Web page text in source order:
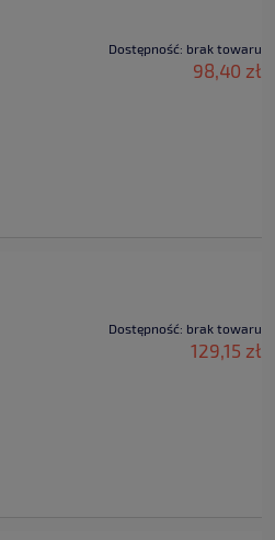
Dostępność: brak towaru
98,40 zł
Dostępność: brak towaru
129,15 zł